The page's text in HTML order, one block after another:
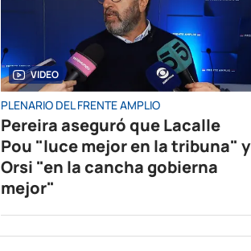
VIDEO
PLENARIO DEL FRENTE AMPLIO
Pereira aseguró que Lacalle
Pou "luce mejor en la tribuna" y
Orsi "en la cancha gobierna
mejor"